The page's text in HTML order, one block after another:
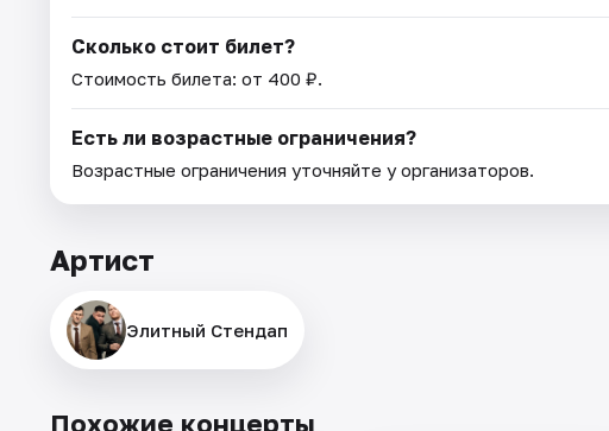
Сколько стоит билет?
Стоимость билета: от 400 ₽.
Есть ли возрастные ограничения?
Возрастные ограничения уточняйте у организаторов.
Артист
Элитный Стендап
Похожие концерты